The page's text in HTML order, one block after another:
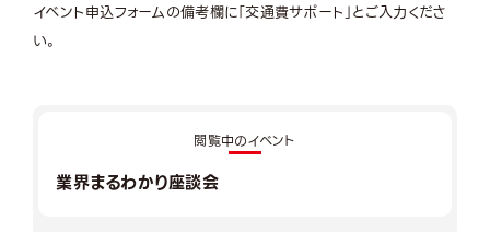
閲覧中のイベント
業界まるわかり座談会
イベント申込フォームの備考欄に「交通費サポート」とご入力くださ
い。